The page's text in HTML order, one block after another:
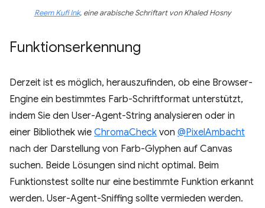
Reem Kufi Ink, eine arabische Schriftart von Khaled Hosny
Funktionserkennung
Derzeit ist es möglich, herauszufinden, ob eine Browser-
Engine ein bestimmtes Farb-Schriftformat unterstützt,
indem Sie den User-Agent-String analysieren oder in
einer Bibliothek wie ChromaCheck von @PixelAmbacht
nach der Darstellung von Farb-Glyphen auf Canvas
suchen. Beide Lösungen sind nicht optimal. Beim
Funktionstest sollte nur eine bestimmte Funktion erkannt
werden. User-Agent-Sniffing sollte vermieden werden.